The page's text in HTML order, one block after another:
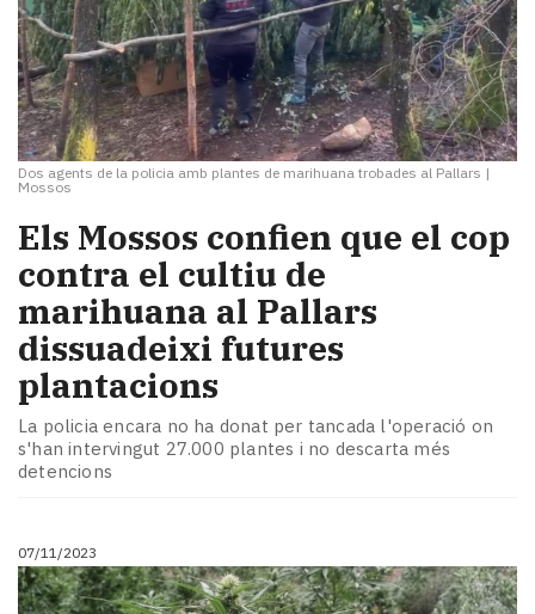
Dos agents de la policia amb plantes de marihuana trobades al Pallars |
Mossos
Els Mossos confien que el cop
contra el cultiu de
marihuana al Pallars
dissuadeixi futures
plantacions
La policia encara no ha donat per tancada l'operació on
s'han intervingut 27.000 plantes i no descarta més
detencions
07/11/2023